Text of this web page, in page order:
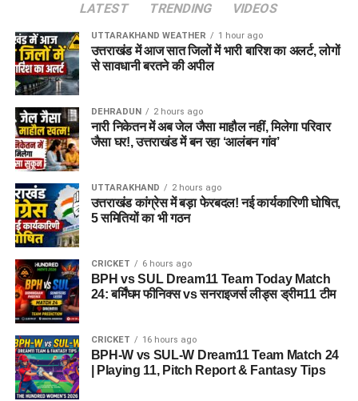
LATEST TRENDING VIDEOS
UTTARAKHAND WEATHER 1 hour ago
उत्तराखंड में आज सात जिलों में भारी बारिश का अलर्ट, लोगों
से सावधानी बरतने की अपील
DEHRADUN 2 hours ago
नारी निकेतन में अब जेल जैसा माहौल नहीं, मिलेगा परिवार
जैसा घर!, उत्तराखंड में बन रहा ‘आलंबन गांव’
UTTARAKHAND 2 hours ago
उत्तराखंड कांग्रेस में बड़ा फेरबदल! नई कार्यकारिणी घोषित,
5 समितियों का भी गठन
CRICKET 6 hours ago
BPH vs SUL Dream11 Team Today Match
24: बर्मिंघम फीनिक्स vs सनराइजर्स लीड्स ड्रीम11 टीम
CRICKET 16 hours ago
BPH-W vs SUL-W Dream11 Team Match 24
| Playing 11, Pitch Report & Fantasy Tips